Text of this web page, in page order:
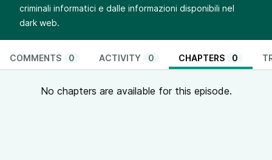
criminali informatici e dalle informazioni disponibili nel
dark web.
COMMENTS 0 ACTIVITY 0 CHAPTERS 0
No chapters are available for this episode.